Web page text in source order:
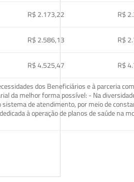
R$ 2.173,22
R$
R$ 2.586,13
R$
R$ 4.525,47
R$
dos Beneficiários e à parceria
da melhor forma possível: - Na
sistema de atendimento, por meio de
à operação de planos de saúde na